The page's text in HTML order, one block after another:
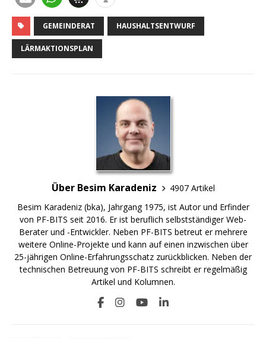
GEMEINDERAT HAUSHALTSENTWURF
LÄRMAKTIONSPLAN
Über Besim Karadeniz
4907 Artikel
Besim Karadeniz (bka), Jahrgang 1975, ist Autor und Erfinder
von PF-BITS seit 2016. Er ist beruflich selbstständiger Web-
Berater und -Entwickler. Neben PF-BITS betreut er mehrere
weitere Online-Projekte und kann auf einen inzwischen über
25-jährigen Online-Erfahrungsschatz zurückblicken. Neben der
technischen Betreuung von PF-BITS schreibt er regelmäßig
Artikel und Kolumnen.